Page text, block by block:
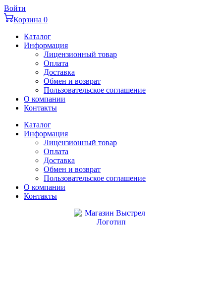
Перейти
к
содержимому
Войти
Корзина 0
Каталог
Информация
Лицензионный товар
Оплата
Доставка
Обмен и возврат
Пользовательское соглашение
О компании
Контакты
Каталог
Информация
Лицензионный товар
Оплата
Доставка
Обмен и возврат
Пользовательское соглашение
О компании
Контакты